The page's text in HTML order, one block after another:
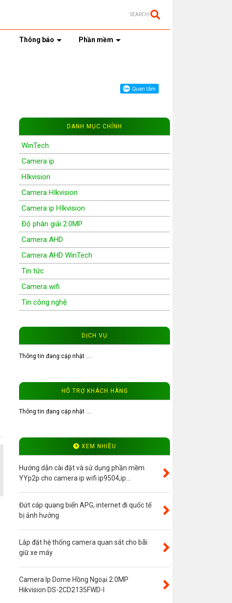
SEARCH
Thông báo Phần mềm
DANH MỤC CHÍNH
WinTech
Camera ip
HIkvision
Camera HIkvision
Camera ip HIkvision
Độ phân giải 2.0MP
Camera AHD
Camera AHD WinTech
Tin tức
Camera wifi
Tin công nghệ
Camera Wifi WinTech
Đầu ghi hình camera
Đầu ghi camera WinTech
Độ phân giải 4.0MP
Máy bộ đàm
Bảng giá
Phụ kiện camera
Visinet
Độ phân giải 5.0MP
Camera CVI
Thẻ nhớ
Độ phân giải 3.0MP
DỊCH VỤ
Thông tin đang cập nhật ....
HỖ TRỢ KHÁCH HÀNG
Thông tin đang cập nhật ....
XEM NHIỀU
Hướng dẫn cài đặt và sử dụng phần mềm
YYp2p cho camera ip wifi ip9504,ip...
Đứt cáp quang biển APG, internet đi quốc tế
bị ảnh hưởng
Lắp đặt hệ thống camera quan sát cho bãi
giữ xe máy
Camera Ip Dome Hồng Ngoại 2.0MP
Hikvision DS-2CD2135FWD-I